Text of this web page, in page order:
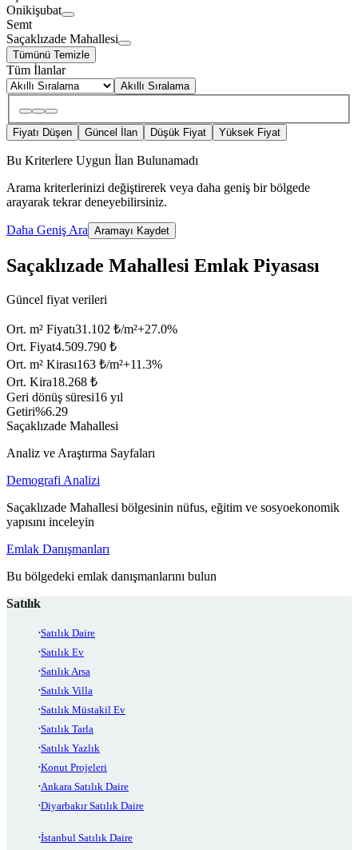
Onikişubat
Semt
Saçaklızade Mahallesi
Tümünü Temizle
Tüm İlanlar
Akıllı Sıralama
Fiyatı Düşen Güncel İlan Düşük Fiyat Yüksek Fiyat
Bu Kriterlere Uygun İlan Bulunamadı
Arama kriterlerinizi değiştirerek veya daha geniş bir bölgede
arayarak tekrar deneyebilirsiniz.
Daha Geniş Ara Aramayı Kaydet
Saçaklızade Mahallesi Emlak Piyasası
Güncel fiyat verileri
Ort. m² Fiyatı31.102 ₺/m²+27.0%
Ort. Fiyat4.509.790 ₺
Ort. m² Kirası163 ₺/m²+11.3%
Ort. Kira18.268 ₺
Geri dönüş süresi16 yıl
Getiri%6.29
Saçaklızade Mahallesi
Analiz ve Araştırma Sayfaları
Demografi Analizi
Saçaklızade Mahallesi bölgesinin nüfus, eğitim ve sosyoekonomik
yapısını inceleyin
Emlak Danışmanları
Bu bölgedeki emlak danışmanlarını bulun
Satılık
Satılık Daire
Satılık Ev
Satılık Arsa
Satılık Villa
Satılık Müstakil Ev
Satılık Tarla
Satılık Yazlık
Konut Projeleri
Ankara Satılık Daire
Diyarbakır Satılık Daire
İstanbul Satılık Daire